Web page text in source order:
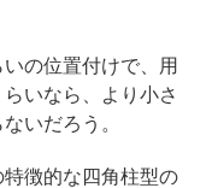
の位置付けで、用
いなら、より小さ
いだろう。
徴的な四角柱型の